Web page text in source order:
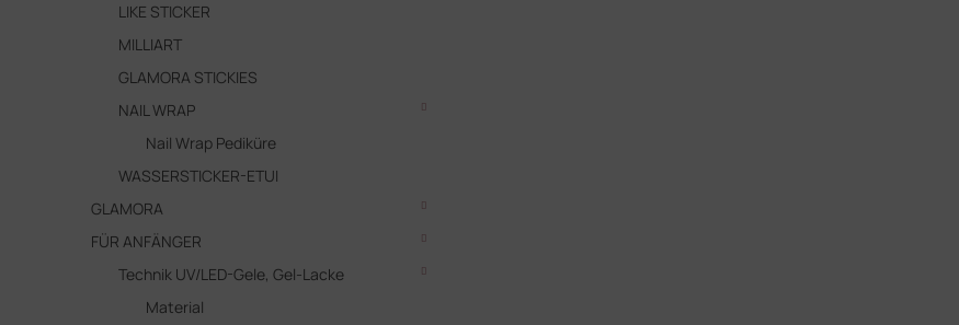
LIKE STICKER
MILLIART
GLAMORA STICKIES
NAIL WRAP
Nail Wrap Pediküre
WASSERSTICKER-ETUI
GLAMORA
FÜR ANFÄNGER
Technik UV/LED-Gele, Gel-Lacke
Material